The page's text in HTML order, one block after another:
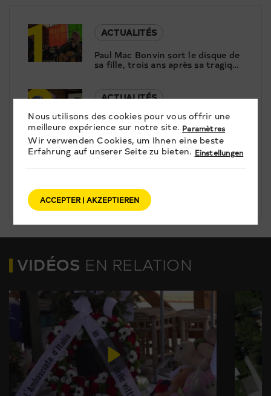
1
ACTUALITÉS
Paul Mac Bonvin sort le disque de
sa fille, trois ans après sa tragique
2
ACTUALITÉS
Entretien exclusif: Nicolas Féraud,
le président de Crans-Montana,
répond aux questions de Canal9
3
ponce des portraits pour révéler
le patrimoine
VIDÉOS EN RELATION
Nous utilisons des cookies pour vous offrir une
meilleure expérience sur notre site. Paramètres
Wir verwenden Cookies, um Ihnen eine beste
Erfahrung auf unserer Seite zu bieten. Einstellungen
ACCEPTER | AKZEPTIEREN